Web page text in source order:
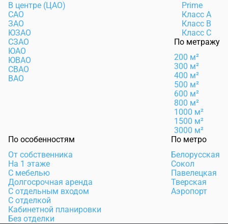
В центре (ЦАО)
САО
ЗАО
ЮЗАО
СЗАО
ЮАО
ЮВАО
СВАО
ВАО
Prime
Класс А
Класс B
Класс C
По метражу
200 м²
300 м²
400 м²
500 м²
600 м²
800 м²
1000 м²
1500 м²
3000 м²
По особенностям
От собственника
На 1 этаже
С мебелью
Долгосрочная аренда
С отдельным входом
С отделкой
Кабинетной планировки
Без отделки
По метро
Белорусская
Сокол
Павелецкая
Тверская
Аэропорт